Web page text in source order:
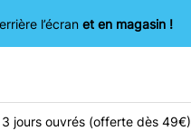
l’écran et en magasin !
jours ouvrés (offerte dès 49€)